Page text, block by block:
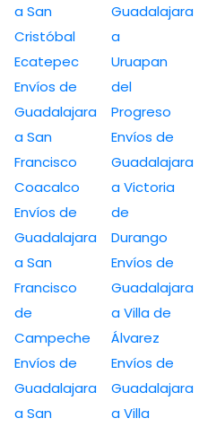
a San
Cristóbal
Ecatepec
Envíos de
Guadalajara
a San
Francisco
Coacalco
Envíos de
Guadalajara
a San
Francisco
de
Campeche
Envíos de
Guadalajara
a San
Guadalajara
a
Uruapan
del
Progreso
Envíos de
Guadalajara
a Victoria
de
Durango
Envíos de
Guadalajara
a Villa de
Álvarez
Envíos de
Guadalajara
a Villa